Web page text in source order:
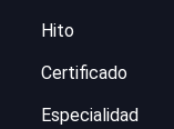
Hito
Certificado
Especialidad